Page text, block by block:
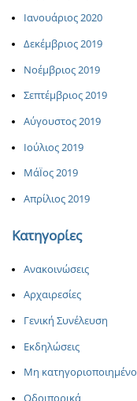
Ιανουάριος 2020
Δεκέμβριος 2019
Νοέμβριος 2019
Σεπτέμβριος 2019
Αύγουστος 2019
Ιούλιος 2019
ΜάΪος 2019
Απρίλιος 2019
Κατηγορίες
Ανακοινώσεις
Αρχαιρεσίες
Γενική Συνέλευση
Εκδηλώσεις
Μη κατηγοριοποιημένο
Οδοιπορικά